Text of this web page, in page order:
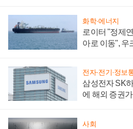
화학·에너지
로이터 "정제
아로 이동", 우
전자·전기·정보
삼성전자 SK
에 해외 증권
사회